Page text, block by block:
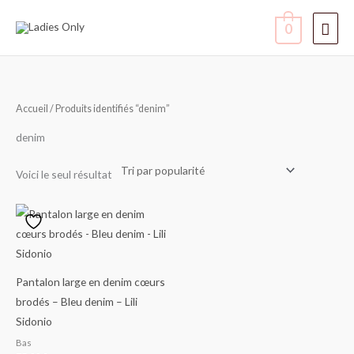
0
Accueil / Produits identifiés “denim”
denim
Voici le seul résultat
Pantalon large en denim cœurs
brodés – Bleu denim – Lili
Sidonio
Bas